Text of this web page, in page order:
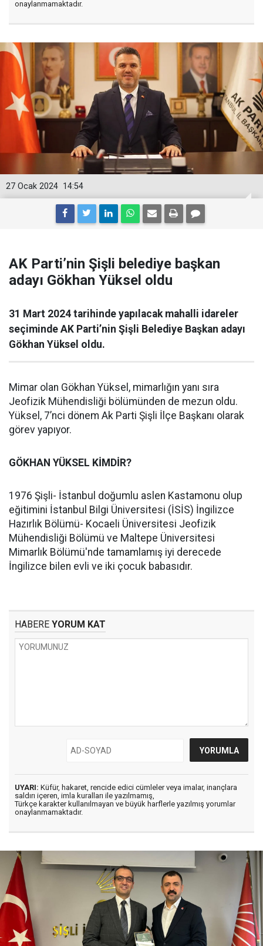
onaylanmamaktadır.
14:54
27 Ocak 2024
AK Parti’nin Şişli belediye başkan
adayı Gökhan Yüksel oldu
31 Mart 2024 tarihinde yapılacak mahalli idareler
seçiminde AK Parti’nin Şişli Belediye Başkan adayı
Gökhan Yüksel oldu.
Mimar olan Gökhan Yüksel, mimarlığın yanı sıra
Jeofizik Mühendisliği bölümünden de mezun oldu.
Yüksel, 7’nci dönem Ak Parti Şişli İlçe Başkanı olarak
görev yapıyor.
GÖKHAN YÜKSEL KİMDİR?
1976 Şişli- İstanbul doğumlu aslen Kastamonu olup
eğitimini İstanbul Bilgi Üniversitesi (İSİS) İngilizce
Hazırlık Bölümü- Kocaeli Üniversitesi Jeofizik
Mühendisliği Bölümü ve Maltepe Üniversitesi
Mimarlık Bölümü'nde tamamlamış iyi derecede
İngilizce bilen evli ve iki çocuk babasıdır.
HABERE YORUM KAT
UYARI: Küfür, hakaret, rencide edici cümleler veya imalar, inançlara
saldırı içeren, imla kuralları ile yazılmamış,
Türkçe karakter kullanılmayan ve büyük harflerle yazılmış yorumlar
onaylanmamaktadır.